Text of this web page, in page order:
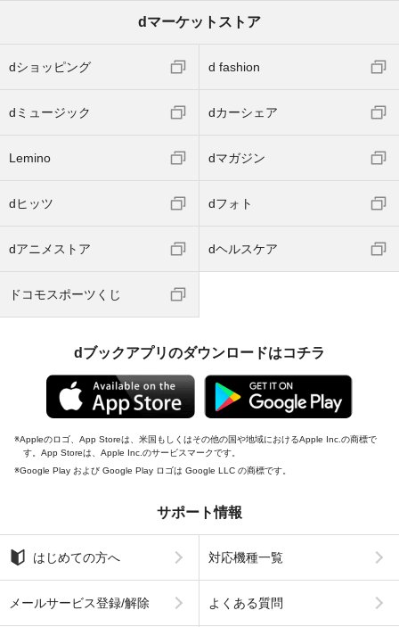
dマーケットストア
dショッピング d fashion
dミュージック dカーシェア
Lemino dマガジン
dヒッツ dフォト
dアニメストア dヘルスケア
ドコモスポーツくじ
dブックアプリのダウンロードはコチラ
Appleのロゴ、App Storeは、米国もしくはその他の国や地域におけるApple Inc.の商標で
す。App Storeは、Apple Inc.のサービスマークです。
Google Play および Google Play ロゴは Google LLC の商標です。
サポート情報
はじめての方へ 対応機種一覧
メールサービス登録/解除 よくある質問